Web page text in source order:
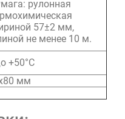
рулонная
57±2 мм,
не менее 10 м.
+50°С
мм